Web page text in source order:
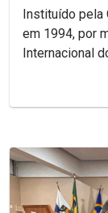
Instituído pela
em 1994, por
Internacional